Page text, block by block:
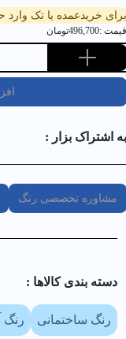
برای خریدعمده یا تک
قیمت :496,700تومان
به اشتراک بزار :
مشاوره تخصصی رنگ
دسته بندی کالا‌ها :
رنگ ساختمانی رنگ